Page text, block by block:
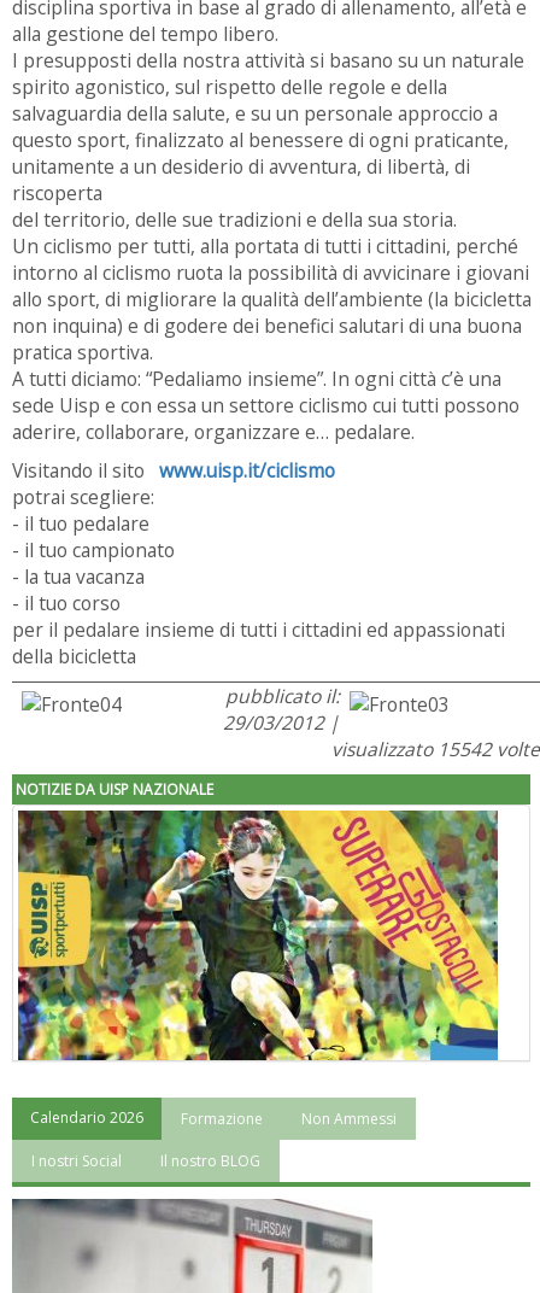
disciplina sportiva in base al grado di allenamento, all’età e
alla gestione del tempo libero.
I presupposti della nostra attività si basano su un naturale
spirito agonistico, sul rispetto delle regole e della
salvaguardia della salute, e su un personale approccio a
questo sport, finalizzato al benessere di ogni praticante,
unitamente a un desiderio di avventura, di libertà, di
riscoperta
del territorio, delle sue tradizioni e della sua storia.
Un ciclismo per tutti, alla portata di tutti i cittadini, perché
intorno al ciclismo ruota la possibilità di avvicinare i giovani
allo sport, di migliorare la qualità dell’ambiente (la bicicletta
non inquina) e di godere dei benefici salutari di una buona
pratica sportiva.
A tutti diciamo: “Pedaliamo insieme”. In ogni città c’è una
sede Uisp e con essa un settore ciclismo cui tutti possono
aderire, collaborare, organizzare e… pedalare.
Visitando il sito www.uisp.it/ciclismo
potrai scegliere:
- il tuo pedalare
- il tuo campionato
- la tua vacanza
- il tuo corso
per il pedalare insieme di tutti i cittadini ed appassionati
della bicicletta
pubblicato il:
29/03/2012 |
visualizzato 15542 volte
NOTIZIE DA UISP NAZIONALE
"Superare gli ostacoli": la relazione di Tiziano Pesce al CN Uisp
Calendario 2026 Formazione Non Ammessi
I nostri Social Il nostro BLOG